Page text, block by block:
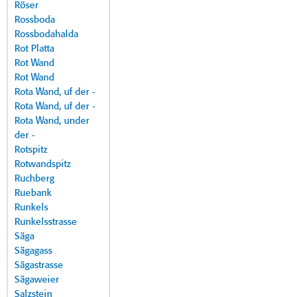
Röser
Rossboda
Rossbodahalda
Rot Platta
Rot Wand
Rot Wand
Rota Wand, uf der -
Rota Wand, uf der -
Rota Wand, under
der -
Rotspitz
Rotwandspitz
Ruchberg
Ruebank
Runkels
Runkelsstrasse
Säga
Sägagass
Sägastrasse
Sägaweier
Salzstein